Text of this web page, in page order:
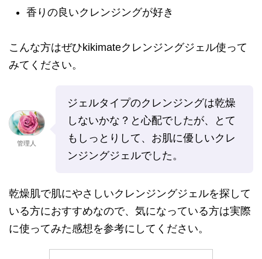
香りの良いクレンジングが好き
こんな方はぜひkikimateクレンジングジェル使って
みてください。
管理人
ジェルタイプのクレンジングは乾燥
しないかな？と心配でしたが、とて
もしっとりして、お肌に優しいクレ
ンジングジェルでした。
乾燥肌で肌にやさしいクレンジングジェルを探して
いる方におすすめなので、気になっている方は実際
に使ってみた感想を参考にしてください。